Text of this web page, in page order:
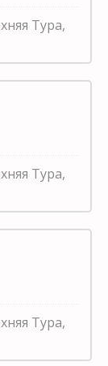
Тура,
Тура,
Тура,